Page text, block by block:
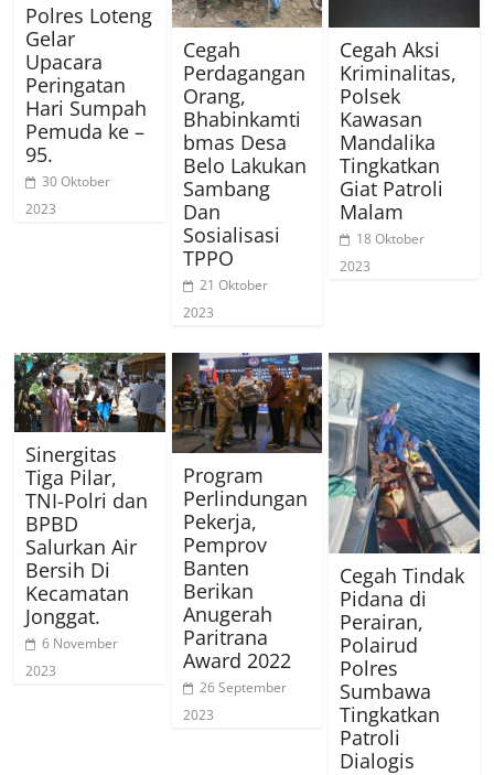
Polres Loteng
Gelar
Upacara
Peringatan
Hari Sumpah
Pemuda ke –
95.
30 Oktober
2023
Cegah
Perdagangan
Orang,
Bhabinkamti
bmas Desa
Belo Lakukan
Sambang
Dan
Sosialisasi
TPPO
21 Oktober
2023
Cegah Aksi
Kriminalitas,
Polsek
Kawasan
Mandalika
Tingkatkan
Giat Patroli
Malam
18 Oktober
2023
Sinergitas
Tiga Pilar,
TNI-Polri dan
BPBD
Salurkan Air
Bersih Di
Kecamatan
Jonggat.
6 November
2023
Program
Perlindungan
Pekerja,
Pemprov
Banten
Berikan
Anugerah
Paritrana
Award 2022
26 September
2023
Cegah Tindak
Pidana di
Perairan,
Polairud
Polres
Sumbawa
Tingkatkan
Patroli
Dialogis